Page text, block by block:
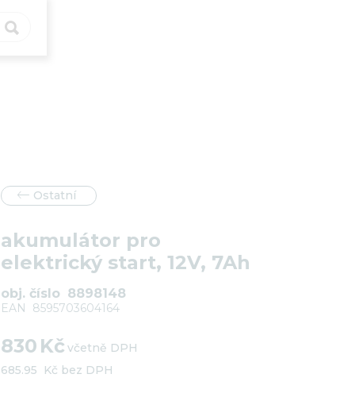

 Ostatní
akumulátor pro
elektrický start, 12V, 7Ah
obj. číslo 8898148
EAN 8595703604164
830 Kč včetně DPH
685.95
Kč bez DPH